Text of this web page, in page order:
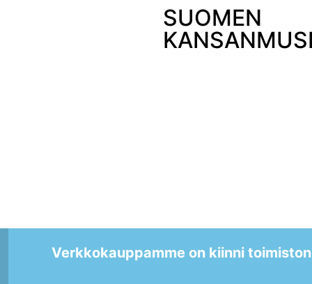
SUOMEN
Verkkokauppamme on kiinni